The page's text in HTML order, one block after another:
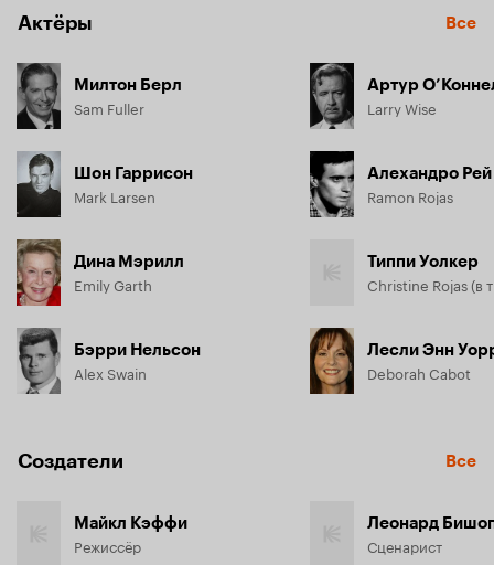
Актёры Все
Милтон Берл
Sam Fuller
Шон Гаррисон
Mark Larsen
Дина Мэрилл
Emily Garth
Бэрри Нельсон
Alex Swain
Артур
Larry Wise
Алехандро Рей
Ramon Rojas
Типпи Уолкер
Лесли Энн
Deborah Cabot
Создатели Все
Майкл Кэффи
Режиссёр
Леонард
Сценарист